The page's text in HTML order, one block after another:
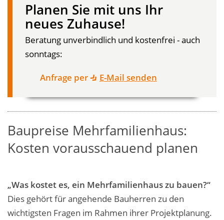
Planen Sie mit uns Ihr
neues Zuhause!
Beratung unverbindlich und kostenfrei - auch
sonntags:
Anfrage per E-Mail senden
Baupreise Mehrfamilienhaus:
Kosten vorausschauend planen
„Was kostet es, ein Mehrfamilienhaus zu bauen?“
Dies gehört für angehende Bauherren zu den
wichtigsten Fragen im Rahmen ihrer Projektplanung.